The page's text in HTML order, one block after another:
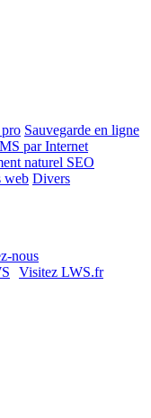
Sauvegarde en ligne
par Internet
naturel SEO
web Divers
nous
Visitez LWS.fr